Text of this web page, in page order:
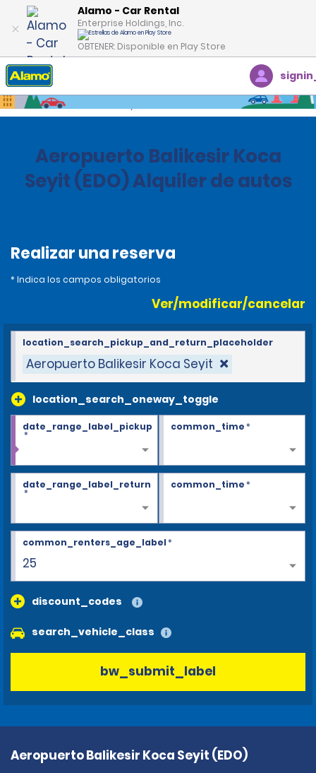
Alamo - Car Rental
Enterprise Holdings, Inc.
OBTENER: Disponible en Play Store
Inicio Oficinas
Aeropuerto Balikesir Koca
Seyit (EDO) Alquiler de autos
Realizar una reserva
* Indica los campos obligatorios
Ver/modificar/cancelar
Aeropuerto Balikesir Koca Seyit
location_search_oneway_toggle
location_search_pickup_and_return_placeholder
date_range_label_pickup
*
common_time*
date_range_label_return
*
common_time*
28+
common_renters_age_label*
discount_codes
search_vehicle_class
bw_submit_label
Aeropuerto Balikesir Koca Seyit (EDO)